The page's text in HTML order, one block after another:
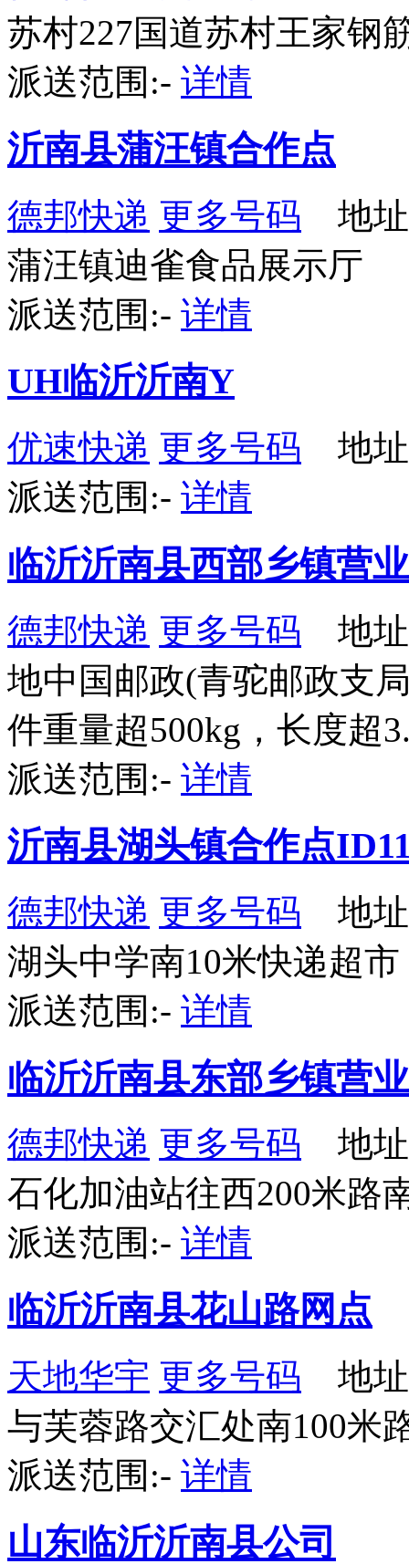
苏村227国道苏村王家钢
派送范围:- 详情
沂南县蒲汪镇合作点
德邦快递 更多号码 地址
蒲汪镇迪雀食品展示厅
派送范围:- 详情
UH临沂沂南Y
优速快递 更多号码 地址
派送范围:- 详情
临沂沂南县西部乡镇营
德邦快递 更多号码 地址
地中国邮政(青驼邮政支
件重量超500kg，长度超
派送范围:- 详情
沂南县湖头镇合作点
德邦快递 更多号码 地址
湖头中学南10米快递超市
派送范围:- 详情
临沂沂南县东部乡镇营
德邦快递 更多号码 地址
石化加油站往西200米路
派送范围:- 详情
临沂沂南县花山路网点
天地华宇 更多号码 地址
与芙蓉路交汇处南100米
派送范围:- 详情
山东临沂沂南县公司